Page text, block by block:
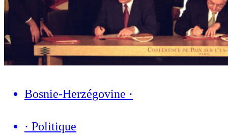
Bosnie-Herzégovine ·
· Politique